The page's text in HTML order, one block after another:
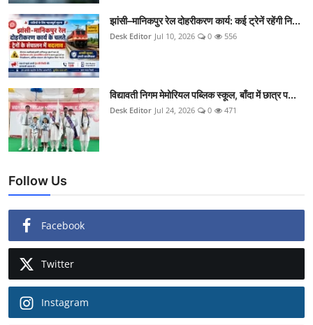
झांसी–मानिकपुर रेल दोहरीकरण कार्य: कई ट्रेनें रहेंगी नि...
Desk Editor Jul 10, 2026 0 556
विद्यावती निगम मेमोरियल पब्लिक स्कूल, बाँदा में छात्र प...
Desk Editor Jul 24, 2026 0 471
Follow Us
Facebook
Twitter
Instagram